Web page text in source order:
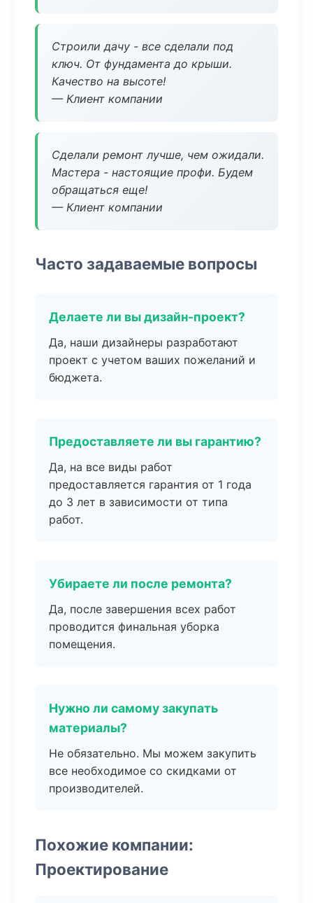
Строили дачу - все сделали под
ключ. От фундамента до крыши.
Качество на высоте!
— Клиент компании
Сделали ремонт лучше, чем ожидали.
Мастера - настоящие профи. Будем
обращаться еще!
— Клиент компании
Часто задаваемые вопросы
Делаете ли вы дизайн-проект?
Да, наши дизайнеры разработают
проект с учетом ваших пожеланий и
бюджета.
Предоставляете ли вы гарантию?
Да, на все виды работ
предоставляется гарантия от 1 года
до 3 лет в зависимости от типа
работ.
Убираете ли после ремонта?
Да, после завершения всех работ
проводится финальная уборка
помещения.
Нужно ли самому закупать
материалы?
Не обязательно. Мы можем закупить
все необходимое со скидками от
производителей.
Похожие компании:
Проектирование